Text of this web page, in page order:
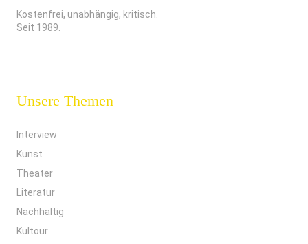
Kostenfrei, unabhängig, kritisch.
Seit 1989.
Unsere Themen
Interview
Kunst
Theater
Literatur
Nachhaltig
Kultour